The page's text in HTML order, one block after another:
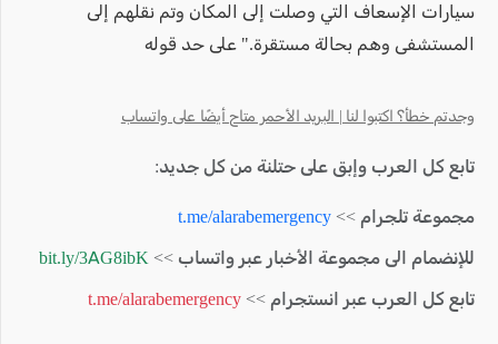
سيارات الإسعاف التي وصلت إلى المكان وتم نقلهم إلى
المستشفى وهم بحالة مستقرة." على حد قوله
وجدتم خطأ؟ اكتبوا لنا | البريد الأحمر متاح أيضًا على واتساب
تابع كل العرب وإبق على حتلنة من كل جديد:
مجموعة تلجرام >> t.me/alarabemergency
للإنضمام الى مجموعة الأخبار عبر واتساب >> bit.ly/3AG8ibK
تابع كل العرب عبر انستجرام >> t.me/alarabemergency